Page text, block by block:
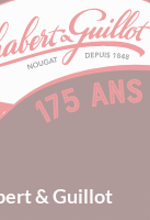
& Guillot